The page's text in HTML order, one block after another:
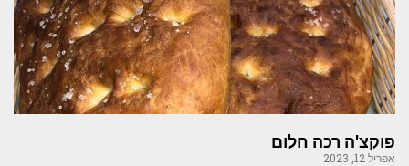
פוקצ'ה רכה חלום
אפריל 12, 2023